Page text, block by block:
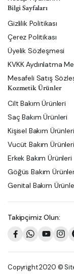
Bilgi Sayfaları
Gizlilik Politikası
Çerez Politikası
Üyelik Sözleşmesi
KVKK Aydınlatma
Mesafeli Satış
Kozmetik Ürünler
Cilt Bakım Ürünleri
Saç Bakım Ürünleri
Kişisel Bakım Ürünleri
Vucüt Bakım Ürünleri
Erkek Bakım Ürünleri
Göğüs Bakım
Genital Bakım
Takipçimiz Olun:
Copyright 2020 ©